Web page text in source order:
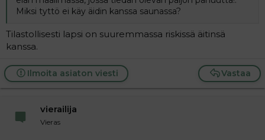
a
Miksi tyttö ei käy äidin kanssa saunassa?
Tilastollisesti lapsi on suuremmassa riskissä äitinsä
kanssa.
Vastaa
Ilmoita asiaton viesti
vierailija
Vieras